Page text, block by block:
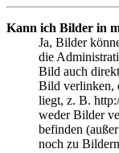
Kann ich Bilder in
Ja, Bilder
die
Bild auch
Bild verlinken,
liegt, z. B.
weder Bilder
befinden
noch zu